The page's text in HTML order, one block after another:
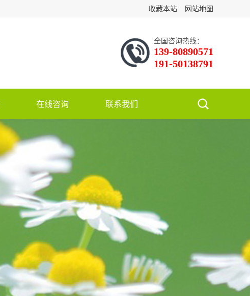
收藏本站 网站地图
全国咨询热线：
139-80890571
191-50138791
在线咨询 联系我们